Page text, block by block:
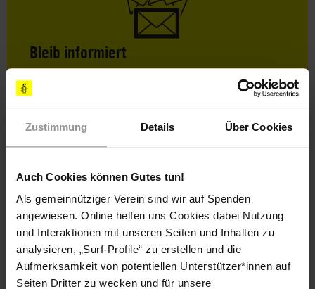
Zustimmung Details Über Cookies
Auch Cookies können Gutes tun!
Als gemeinnütziger Verein sind wir auf Spenden
angewiesen. Online helfen uns Cookies dabei Nutzung
und Interaktionen mit unseren Seiten und Inhalten zu
analysieren, „Surf-Profile“ zu erstellen und die
Aufmerksamkeit von potentiellen Unterstützer*innen auf
Seiten Dritter zu wecken und für unsere
Bleib informiert
Abonniere den Amnesty-Newsletter und mach dich
Vorname
Mail
Ich habe die Datenschutzrichtlinie und die
Nutzungsbedingungen